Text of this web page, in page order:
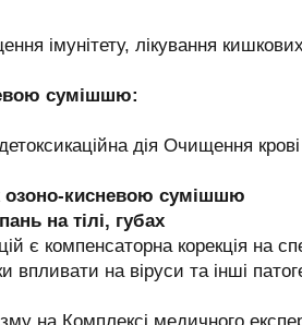
імунітету, лікування
сумішшю:
дія Очищення крові
озоно-кисневою сумішшю
на тілі, губах
є компенсаторна корекція на
на віруси та інші